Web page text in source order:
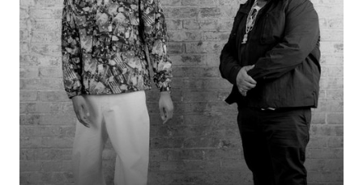
50% DE RÉDUCTION 50% DE RÉDUCTION